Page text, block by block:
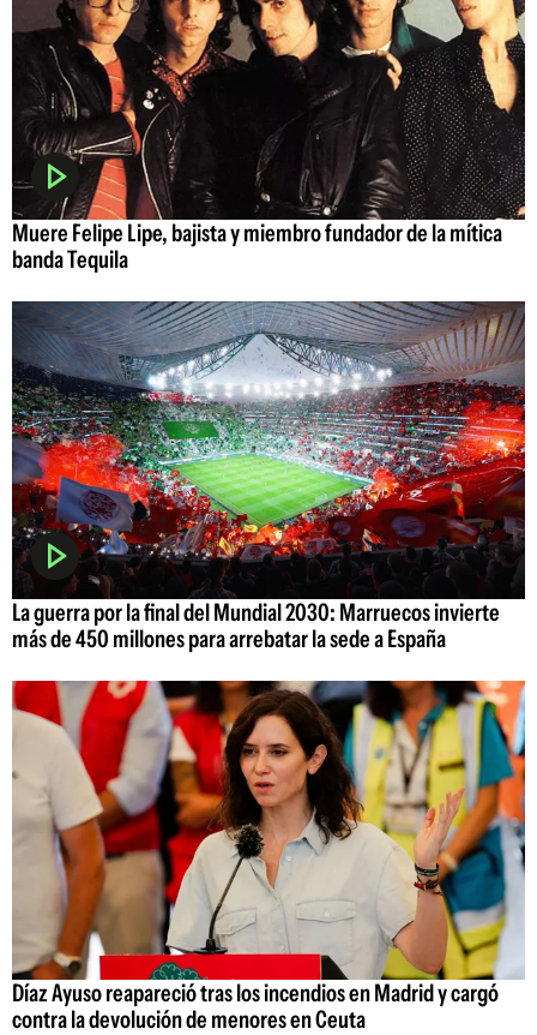
Muere Felipe Lipe, bajista y miembro fundador de la mítica
banda Tequila
La guerra por la final del Mundial 2030: Marruecos invierte
más de 450 millones para arrebatar la sede a España
Díaz Ayuso reapareció tras los incendios en Madrid y cargó
contra la devolución de menores en Ceuta